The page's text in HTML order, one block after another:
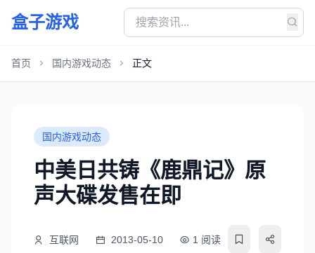
盒子游戏
首页 国内游戏动态 正文
国内游戏动态
中美日共铸《鹿鼎记》原
声大碟发售在即
互联网 2013-05-10 1 阅读